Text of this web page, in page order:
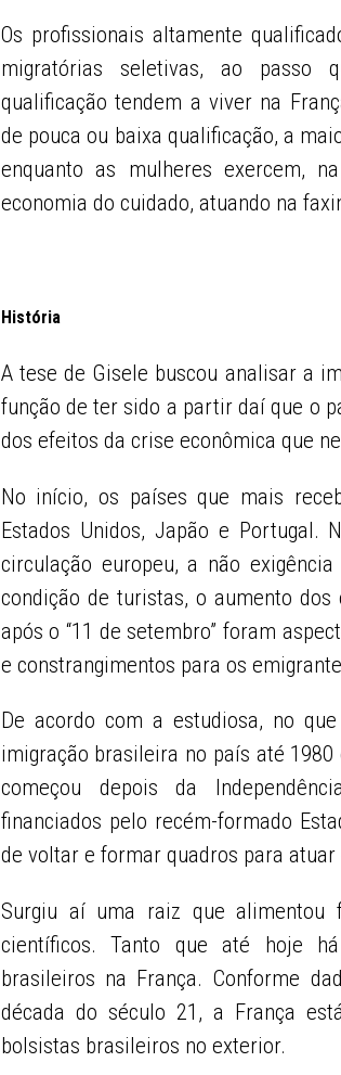
Os profissionais altamente
migratórias seletivas, ao passo
qualificação tendem a viver na
de pouca ou baixa qualificação, a
enquanto as mulheres exercem,
economia do cuidado, atuando na
História
A tese de Gisele buscou analisar a
função de ter sido a partir daí que o
dos efeitos da crise econômica que
No início, os países que mais
Estados Unidos, Japão e Portugal.
circulação europeu, a não
condição de turistas, o aumento
após o “11 de setembro” foram
e constrangimentos para os
De acordo com a estudiosa, no
imigração brasileira no país até
começou depois da
financiados pelo recém-formado
de voltar e formar quadros para
Surgiu aí uma raiz que alimentou
científicos. Tanto que até hoje
brasileiros na França. Conforme
década do século 21, a França
bolsistas brasileiros no exterior.